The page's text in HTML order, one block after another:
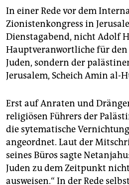
In einer Rede vor dem
Zionistenkongress in
Dienstagabend, nicht Adolf
Hauptveranwortliche für
Juden, sondern der
Jerusalem, Scheich Amin al-
Erst auf Anraten und
religiösen Führers der
die sytematische
angeordnet. Laut der
seines Büros sagte
Juden zu dem Zeitpunkt
ausweisen.“ In der Rede